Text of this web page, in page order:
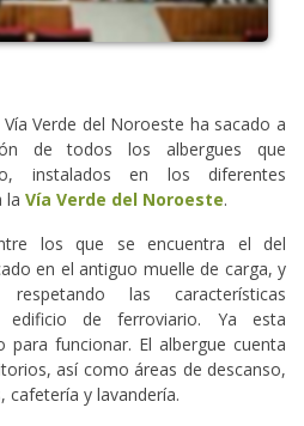
Verde del Noroeste ha sacado a
de todos los albergues que
instalados en los diferentes
la Vía Verde del Noroeste.
los que se encuentra el del
en el antiguo muelle de carga, y
las características
edificio de ferroviario. Ya esta
funcionar. El albergue cuenta
así como áreas de descanso,
cafetería y lavandería.